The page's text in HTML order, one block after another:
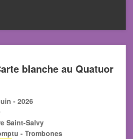
blanche au Quatuor
- 2026
Saint-Salvy
- Trombones